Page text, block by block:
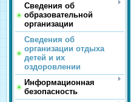
Сведения об
образовательной
организации
Сведения об
организации отдыха
детей и их
оздоровлении
Информационная
безопасность